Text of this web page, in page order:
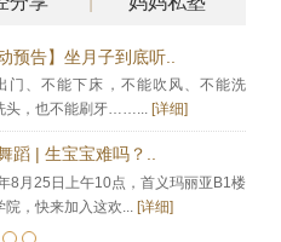
预告】坐月子到底听..
门、不能下床，不能吹风、不能洗
头，也不能刷牙……... [详细]
蹈 | 生宝宝难吗？..
8月25日上午10点，首义玛丽亚B1楼
院，快来加入这欢...
[详细]